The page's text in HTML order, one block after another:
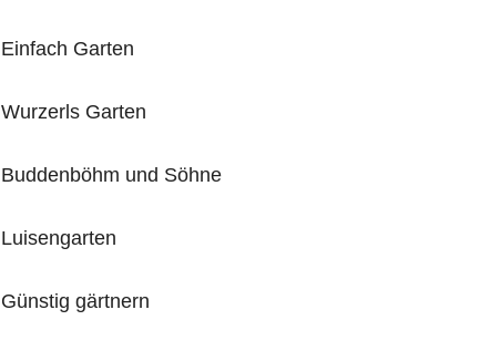
Einfach Garten
Wurzerls Garten
Buddenböhm und Söhne
Luisengarten
Günstig gärtnern